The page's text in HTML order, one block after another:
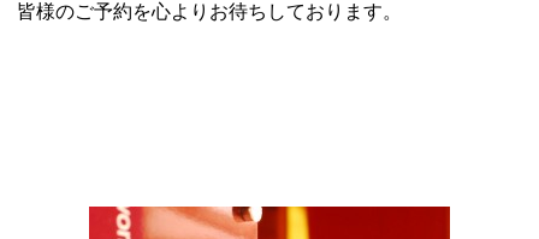
皆様のご予約を心よりお待ちしております。